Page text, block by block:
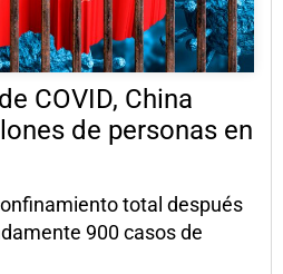
COVID, China
de personas en
total después
900 casos de